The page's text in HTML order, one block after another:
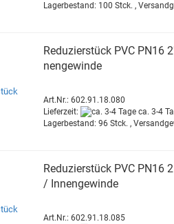
Lagerbestand: 100 Stck. ,
Re­du­zier­stück PVC PN16
nen­ge­win­de
Art.Nr.: 602.91.18.080
Lieferzeit:
ca. 3-4
Lagerbestand: 96 Stck. ,
Re­du­zier­stück PVC PN16
/ In­nen­ge­win­de
Art.Nr.: 602.91.18.085